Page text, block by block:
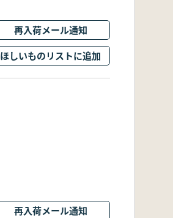
再入荷メール通知
ほしいものリストに追加
再入荷メール通知